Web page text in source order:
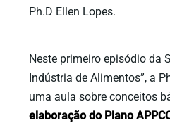
Ph.D Ellen Lopes.
Neste primeiro episódio da
Indústria de Alimentos”, a
uma aula sobre conceitos
elaboração do Plano